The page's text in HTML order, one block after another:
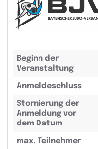
Beginn der
Veranstaltung
Anmeldeschluss
Stornierung der
Anmeldung vor
dem Datum
max. Teilnehmer